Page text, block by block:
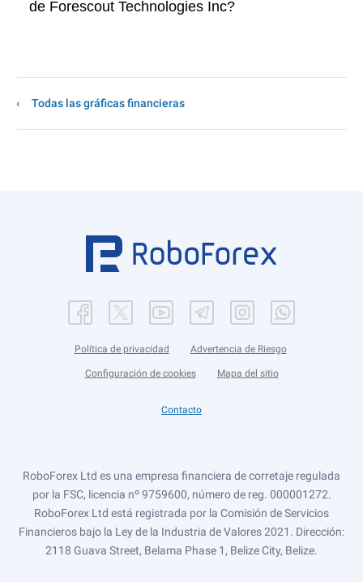
de Forescout Technologies Inc?
Todas las gráficas financieras
Política de privacidad Advertencia de Riesgo
Configuración de cookies Mapa del sitio
Contacto
RoboForex Ltd es una empresa financiera de corretaje regulada
por la FSC, licencia nº 9759600, número de reg. 000001272.
RoboForex Ltd está registrada por la Comisión de Servicios
Financieros bajo la Ley de la Industria de Valores 2021. Dirección:
2118 Guava Street, Belama Phase 1, Belize City, Belize.